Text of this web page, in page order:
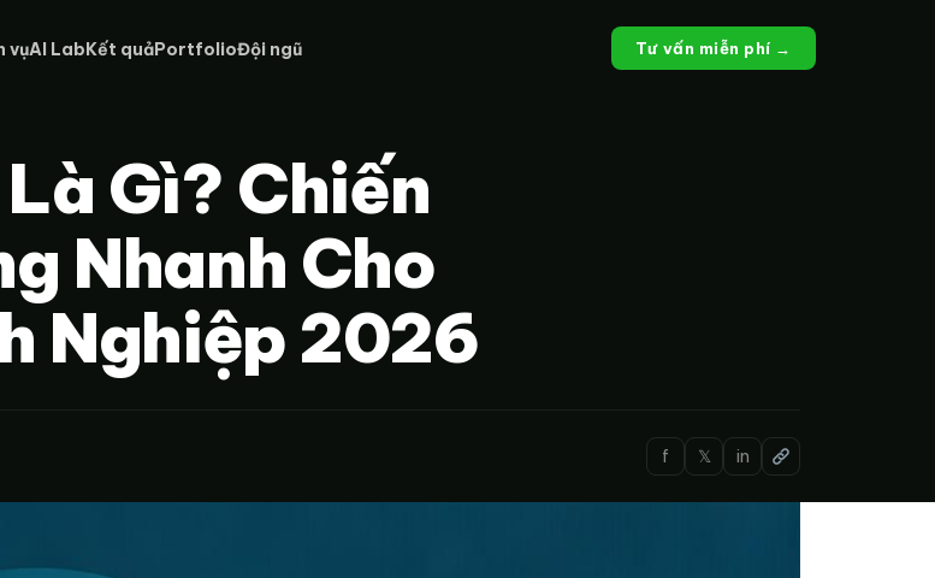
vụAI LabKết quảPortfolioĐội ngũ Tư vấn miễn phí →
Gì? Chiến
Nhanh Cho
Nghiệp 2026
f 𝕏 in